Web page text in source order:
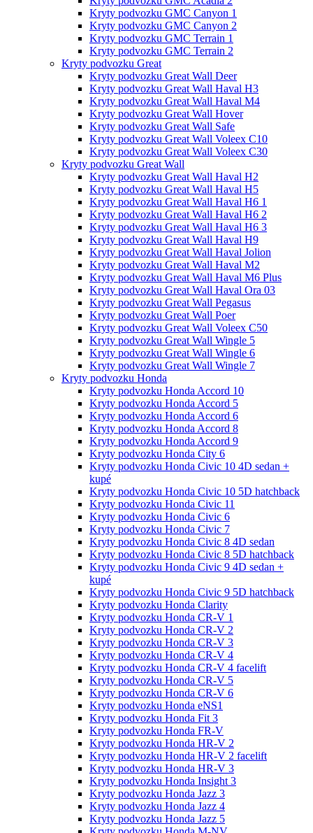
Kryty podvozku GMC Canyon 1
Kryty podvozku GMC Canyon 2
Kryty podvozku GMC Terrain 1
Kryty podvozku GMC Terrain 2
Kryty podvozku Great
Kryty podvozku Great Wall Deer
Kryty podvozku Great Wall Haval H3
Kryty podvozku Great Wall Haval M4
Kryty podvozku Great Wall Hover
Kryty podvozku Great Wall Safe
Kryty podvozku Great Wall Voleex C10
Kryty podvozku Great Wall Voleex C30
Kryty podvozku Great Wall
Kryty podvozku Great Wall Haval H2
Kryty podvozku Great Wall Haval H5
Kryty podvozku Great Wall Haval H6 1
Kryty podvozku Great Wall Haval H6 2
Kryty podvozku Great Wall Haval H6 3
Kryty podvozku Great Wall Haval H9
Kryty podvozku Great Wall Haval Jolion
Kryty podvozku Great Wall Haval M2
Kryty podvozku Great Wall Haval M6 Plus
Kryty podvozku Great Wall Haval Ora 03
Kryty podvozku Great Wall Pegasus
Kryty podvozku Great Wall Poer
Kryty podvozku Great Wall Voleex C50
Kryty podvozku Great Wall Wingle 5
Kryty podvozku Great Wall Wingle 6
Kryty podvozku Great Wall Wingle 7
Kryty podvozku Honda
Kryty podvozku Honda Accord 10
Kryty podvozku Honda Accord 5
Kryty podvozku Honda Accord 6
Kryty podvozku Honda Accord 8
Kryty podvozku Honda Accord 9
Kryty podvozku Honda City 6
Kryty podvozku Honda Civic 10 4D sedan +
kupé
Kryty podvozku Honda Civic 10 5D hatchback
Kryty podvozku Honda Civic 11
Kryty podvozku Honda Civic 6
Kryty podvozku Honda Civic 7
Kryty podvozku Honda Civic 8 4D sedan
Kryty podvozku Honda Civic 8 5D hatchback
Kryty podvozku Honda Civic 9 4D sedan +
kupé
Kryty podvozku Honda Civic 9 5D hatchback
Kryty podvozku Honda Clarity
Kryty podvozku Honda CR-V 1
Kryty podvozku Honda CR-V 2
Kryty podvozku Honda CR-V 3
Kryty podvozku Honda CR-V 4
Kryty podvozku Honda CR-V 4 facelift
Kryty podvozku Honda CR-V 5
Kryty podvozku Honda CR-V 6
Kryty podvozku Honda eNS1
Kryty podvozku Honda Fit 3
Kryty podvozku Honda FR-V
Kryty podvozku Honda HR-V 2
Kryty podvozku Honda HR-V 2 facelift
Kryty podvozku Honda HR-V 3
Kryty podvozku Honda Insight 3
Kryty podvozku Honda Jazz 3
Kryty podvozku Honda Jazz 4
Kryty podvozku Honda Jazz 5